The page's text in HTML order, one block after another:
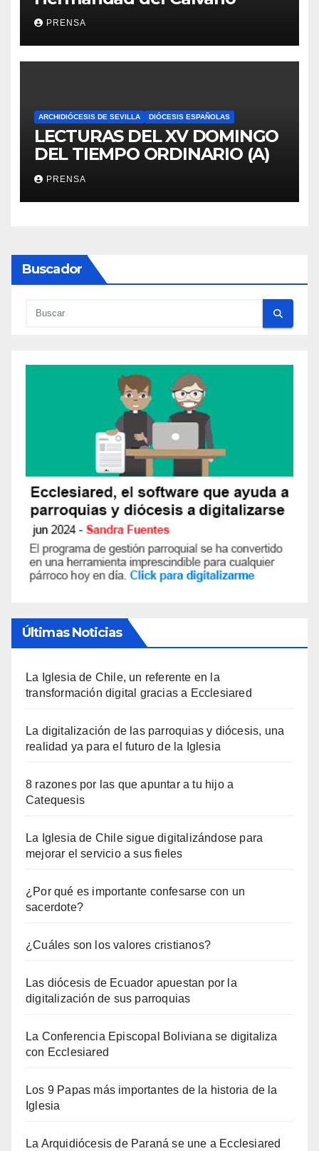
PRENSA
ARCHIDIÓCESIS DE SEVILLA DIÓCESIS ESPAÑOLAS
LECTURAS DEL XV DOMINGO
DEL TIEMPO ORDINARIO (A)
PRENSA
Buscador
Últimas Noticias
La Iglesia de Chile, un referente en la
transformación digital gracias a Ecclesiared
La digitalización de las parroquias y diócesis, una
realidad ya para el futuro de la Iglesia
8 razones por las que apuntar a tu hijo a
Catequesis
La Iglesia de Chile sigue digitalizándose para
mejorar el servicio a sus fieles
¿Por qué es importante confesarse con un
sacerdote?
¿Cuáles son los valores cristianos?
Las diócesis de Ecuador apuestan por la
digitalización de sus parroquias
La Conferencia Episcopal Boliviana se digitaliza
con Ecclesiared
Los 9 Papas más importantes de la historia de la
Iglesia
La Arquidiócesis de Paraná se une a Ecclesiared